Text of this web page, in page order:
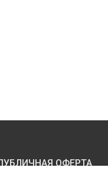
ОФЕРТА